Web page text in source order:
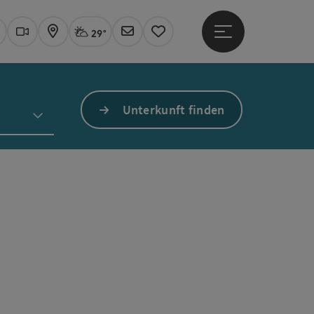
Webcams
KarteAktuelles Wetter Linz, stark bewölkt
29°
Newsletter
Merkzettel
Hauptmenü öffnen
Unterkunft finden